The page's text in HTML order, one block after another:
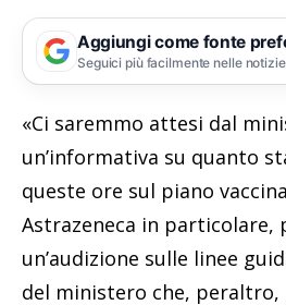
Aggiungi come fonte
Seguici più facilmente nelle
«Ci saremmo attesi dal
un’informativa su quanto
queste ore sul piano
Astrazeneca in particolare,
un’audizione sulle linee
del ministero che, peraltro,